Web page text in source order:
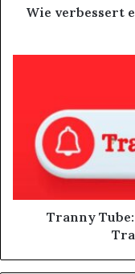
Wie verbessert
Tranny